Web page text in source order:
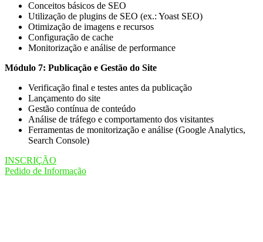
Conceitos básicos de SEO
Utilização de plugins de SEO (ex.: Yoast SEO)
Otimização de imagens e recursos
Configuração de cache
Monitorização e análise de performance
Módulo 7: Publicação e Gestão do Site
Verificação final e testes antes da publicação
Lançamento do site
Gestão contínua de conteúdo
Análise de tráfego e comportamento dos visitantes
Ferramentas de monitorização e análise (Google Analytics,
Search Console)
INSCRIÇÃO
Pedido de Informação